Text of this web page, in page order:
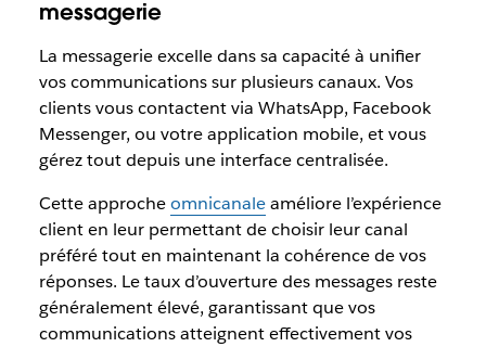
messagerie
La messagerie excelle dans sa capacité à unifier
vos communications sur plusieurs canaux. Vos
clients vous contactent via WhatsApp, Facebook
Messenger, ou votre application mobile, et vous
gérez tout depuis une interface centralisée.
Cette approcheomnicanaleaméliore l’expérience
client en leur permettant de choisir leur canal
préféré tout en maintenant la cohérence de vos
réponses. Le taux d’ouverture des messages reste
généralement élevé, garantissant que vos
communications atteignent effectivement vos